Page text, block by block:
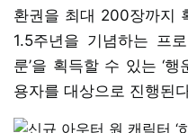
환권을 최대 200장까지
1.5주년을 기념하는 프
룬’을 획득할 수 있는 ‘
용자를 대상으로 진행된